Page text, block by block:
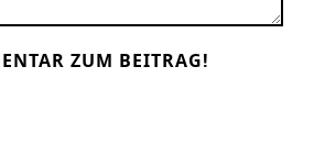
ZUM BEITRAG!